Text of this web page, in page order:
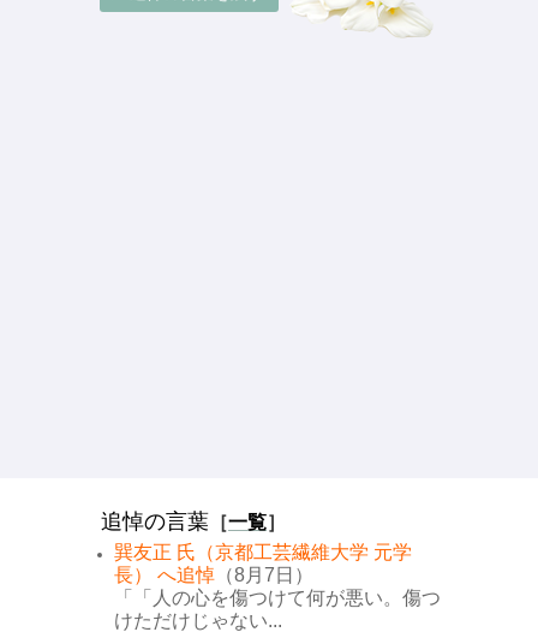
追悼の言葉 ［一覧］
巽友正 氏（京都工芸繊維大学 元学
長） へ追悼 （8月7日）
「「人の心を傷つけて何が悪い。傷つ
けただけじゃない...